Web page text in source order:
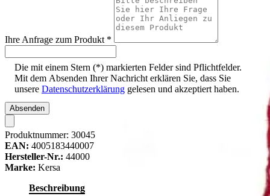
Ihre Anfrage zum Produkt *
Die mit einem Stern (*) markierten Felder sind Pflichtfelder.
Mit dem Absenden Ihrer Nachricht erklären Sie, dass Sie
unsere Datenschutzerklärung gelesen und akzeptiert haben.
Absenden
Produktnummer: 30045
EAN: 4005183440007
Hersteller-Nr.: 44000
Marke: Kersa
Beschreibung